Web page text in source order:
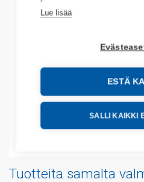
Lue lisää
ESTÄ
SALLI KAIKKI
Tuotteen tullikoodi: 39269097
Tekniset tiedot
Tuotteita samalta